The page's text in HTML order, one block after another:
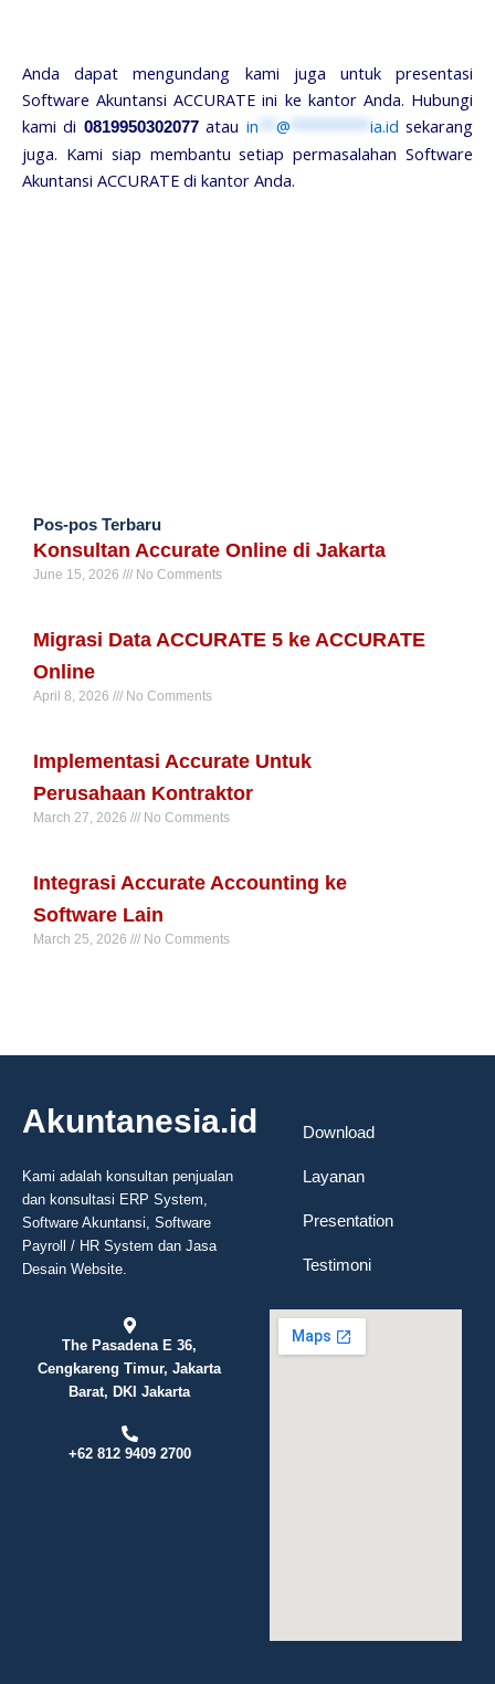
Anda dapat mengundang kami juga untuk presentasi
Software Akuntansi ACCURATE ini ke kantor Anda. Hubungi
kami di 0819950302077atau in @ ia.id sekarang
juga. Kami siap membantu setiap permasalahan Software
Akuntansi ACCURATE di kantor Anda.
Pos-pos Terbaru
Konsultan Accurate Online di Jakarta
June 15, 2026 No Comments
Migrasi Data ACCURATE 5 ke ACCURATE
Online
April 8, 2026 No Comments
Implementasi Accurate Untuk
Perusahaan Kontraktor
March 27, 2026 No Comments
Integrasi Accurate Accounting ke
Software Lain
March 25, 2026 No Comments
Akuntanesia.id
Kami adalah konsultan penjualan
dan konsultasi ERP System,
Software Akuntansi, Software
Payroll / HR System dan Jasa
Desain Website.
The Pasadena E 36,
Cengkareng Timur, Jakarta
Barat, DKI Jakarta
+62 812 9409 2700
Download
Layanan
Presentation
Testimoni